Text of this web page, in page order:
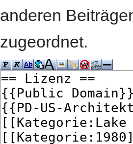
anderen
zugeordnet.